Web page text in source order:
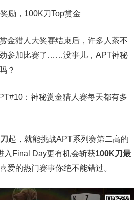
励，100K刀Top赏金
金猎人大奖赛结束后，许多人茶不
参加比赛了……没事儿，APT神秘
？
：神秘赏金猎人赛每天都有多
起，就能挑战APT系列赛第二高的
入Final Day更有机会斩获100K刀最
爱的热门赛事你绝不能错过。